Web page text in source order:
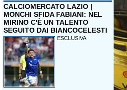
CALCIOMERCATO LAZIO |
MONCHI SFIDA FABIANI: NEL
MIRINO C'È UN TALENTO
SEGUITO DAI BIANCOCELESTI
ESCLUSIVA